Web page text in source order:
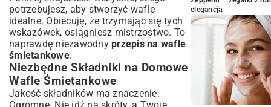
Wafle Śmietankowe – Idealny Deser na
Każdą Okazję
Szybkie Wafle dla Niespodziewanych Gości
Wafle Śmietankowe jako Część Większego
Menu
Podsumowanie: Mistrzostwo w
Przygotowaniu Wafli Śmietankowych
potrzebujesz, aby stworzyć wafle
idealne. Obiecuję, że trzymając się tych
wskazówek, osiągniesz mistrzostwo. To
naprawdę niezawodny przepis na wafle
śmietankowe.
Niezbędne Składniki na Domowe
Wafle Śmietankowe
Jakość składników ma znaczenie.
elegancją